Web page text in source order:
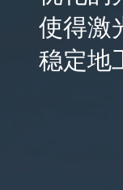
使得激
稳定地